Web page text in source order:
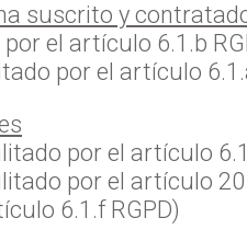
suscrito y
el artículo 6.1.b
por el artículo
por el artículo
por el artículo 20
6.1.f RGPD)